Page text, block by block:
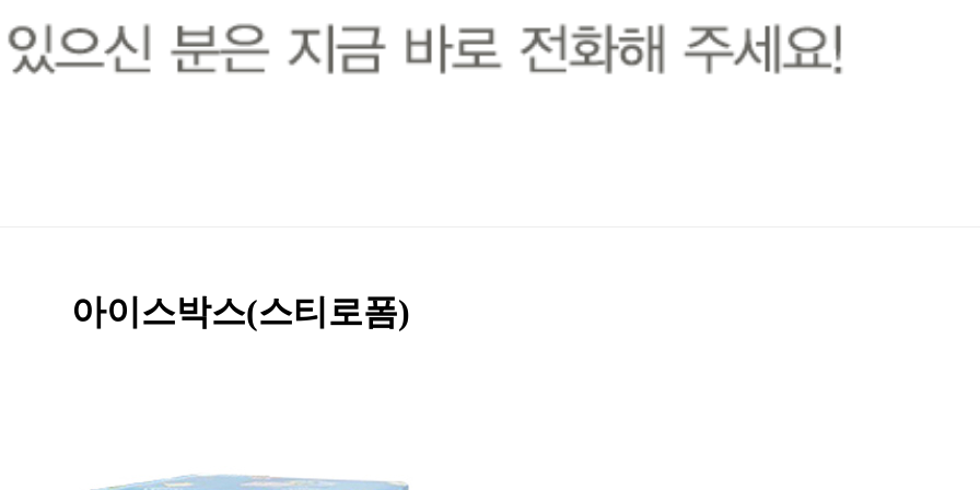
아이스박스(스티로폼)